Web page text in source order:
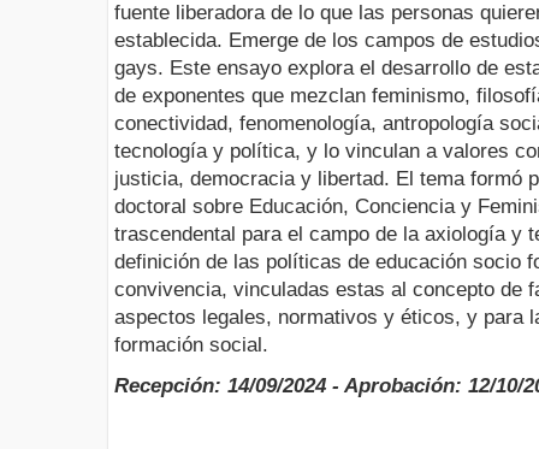
fuente liberadora de lo que las personas
establecida. Emerge de los campos de
gays. Este ensayo explora el desarrollo de
de exponentes que mezclan feminismo,
conectividad, fenomenología, antropología
tecnología y política, y lo vinculan a valores
justicia, democracia y libertad. El tema formó
doctoral sobre Educación, Conciencia y
trascendental para el campo de la axiología y
definición de las políticas de educación socio
convivencia, vinculadas estas al concepto de
aspectos legales, normativos y éticos, y para
formación social.
Recepción: 14/09/2024 - Aprobación: 12/10/